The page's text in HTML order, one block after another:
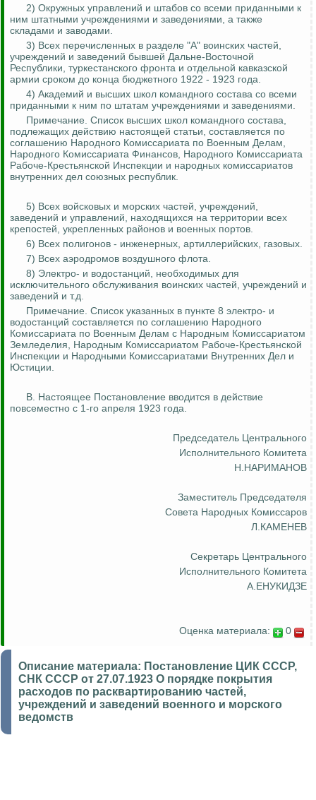
2) Окружных управлений и штабов со всеми приданными к
ним штатными учреждениями и заведениями, а также
складами и заводами.
3) Всех перечисленных в разделе "А" воинских частей,
учреждений и заведений бывшей Дальне-Восточной
Республики, туркестанского фронта и отдельной кавказской
армии сроком до конца бюджетного 1922 - 1923 года.
4) Академий и высших школ командного состава со всеми
приданными к ним по штатам учреждениями и заведениями.
Примечание. Список высших школ командного состава,
подлежащих действию настоящей статьи, составляется по
соглашению Народного Комиссариата по Военным Делам,
Народного Комиссариата Финансов, Народного Комиссариата
Рабоче-Крестьянской Инспекции и народных комиссариатов
внутренних дел союзных республик.
5) Всех войсковых и морских частей, учреждений,
заведений и управлений, находящихся на территории всех
крепостей, укрепленных районов и военных портов.
6) Всех полигонов - инженерных, артиллерийских, газовых.
7) Всех аэродромов воздушного флота.
8) Электро- и водостанций, необходимых для
исключительного обслуживания воинских частей, учреждений и
заведений и т.д.
Примечание. Список указанных в пункте 8 электро- и
водостанций составляется по соглашению Народного
Комиссариата по Военным Делам с Народным Комиссариатом
Земледелия, Народным Комиссариатом Рабоче-Крестьянской
Инспекции и Народными Комиссариатами Внутренних Дел и
Юстиции.
В. Настоящее Постановление вводится в действие
повсеместно с 1-го апреля 1923 года.
Председатель Центрального
Исполнительного Комитета
Н.НАРИМАНОВ
Заместитель Председателя
Совета Народных Комиссаров
Л.КАМЕНЕВ
Секретарь Центрального
Исполнительного Комитета
А.ЕНУКИДЗЕ
Оценка материала: 0
Описание материала: Постановление ЦИК СССР,
СНК СССР от 27.07.1923 О порядке покрытия
расходов по расквартированию частей,
учреждений и заведений военного и морского
ведомств